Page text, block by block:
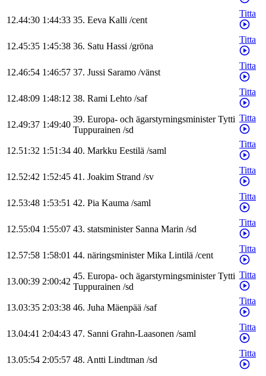
12.44:30 1:44:33 35. Eeva Kalli /cent
Titta
12.45:35 1:45:38 36. Satu Hassi /gröna
Titta
12.46:54 1:46:57 37. Jussi Saramo /vänst
Titta
12.48:09 1:48:12 38. Rami Lehto /saf
Titta
12.49:37 1:49:40
39. Europa- och ägarstyrningsminister Tytti
Tuppurainen /sd
Titta
12.51:32 1:51:34 40. Markku Eestilä /saml
Titta
12.52:42 1:52:45 41. Joakim Strand /sv
Titta
12.53:48 1:53:51 42. Pia Kauma /saml
Titta
12.55:04 1:55:07 43. statsminister Sanna Marin /sd
Titta
12.57:58 1:58:01 44. näringsminister Mika Lintilä /cent
Titta
13.00:39 2:00:42
45. Europa- och ägarstyrningsminister Tytti
Tuppurainen /sd
Titta
13.03:35 2:03:38 46. Juha Mäenpää /saf
Titta
13.04:41 2:04:43 47. Sanni Grahn-Laasonen /saml
Titta
13.05:54 2:05:57 48. Antti Lindtman /sd
Titta